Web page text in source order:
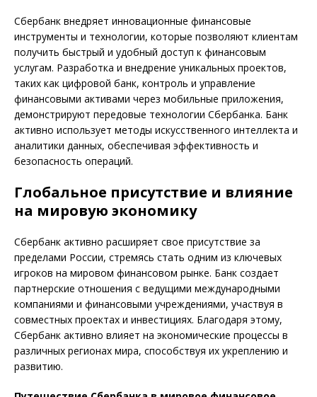
Сбербанк внедряет инновационные финансовые
инструменты и технологии, которые позволяют клиентам
получить быстрый и удобный доступ к финансовым
услугам. Разработка и внедрение уникальных проектов,
таких как цифровой банк, контроль и управление
финансовыми активами через мобильные приложения,
демонстрируют передовые технологии Сбербанка. Банк
активно использует методы искусственного интеллекта и
аналитики данных, обеспечивая эффективность и
безопасность операций.
Глобальное присутствие и влияние
на мировую экономику
Сбербанк активно расширяет свое присутствие за
пределами России, стремясь стать одним из ключевых
игроков на мировом финансовом рынке. Банк создает
партнерские отношения с ведущими международными
компаниями и финансовыми учреждениями, участвуя в
совместных проектах и инвестициях. Благодаря этому,
Сбербанк активно влияет на экономические процессы в
различных регионах мира, способствуя их укреплению и
развитию.